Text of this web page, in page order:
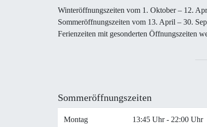
Winteröffnungszeiten vom 1. Oktober – 12.
Sommeröffnungszeiten vom 13. April – 30.
Ferienzeiten mit gesonderten Öffnungszeiten
Sommeröffnungszeiten
Montag 13:45 Uhr - 22:00 Uhr